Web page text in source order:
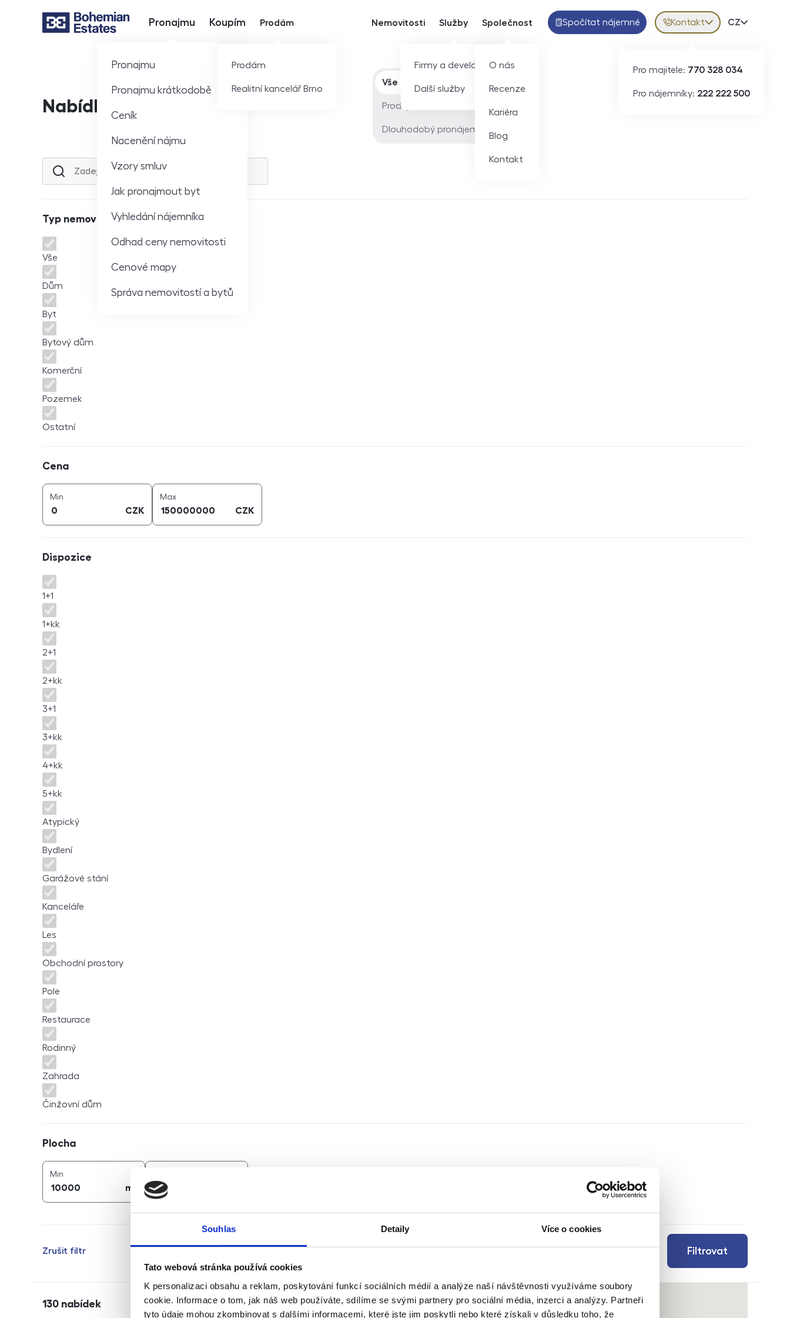
Souhlas Detaily Více o cookies
Tato webová stránka používá cookies
K personalizaci obsahu a reklam, poskytování funkcí sociálních médií a analýze naší návštěvnosti využíváme soubory
cookie. Informace o tom, jak náš web používáte, sdílíme se svými partnery pro sociální média, inzerci a analýzy. Partneři
tyto údaje mohou zkombinovat s dalšími informacemi, které jste jim poskytli nebo které získali v důsledku toho, že
Hlavní nabídka
Pronajmu
Pronajmu
Pronajmu krátkodobě
Ceník
Nacenění nájmu
Vzory smluv
Jak pronajmout byt
Vyhledání nájemníka
Odhad ceny nemovitosti
Cenové mapy
Správa nemovitostí a bytů
Koupím Prodám
Prodám
Realitní kancelář Brno
Nemovitosti Služby
Firmy a developeři
Další služby
Společnost
O nás
Recenze
Kariéra
Blog
Kontakt
Spočítat nájemné Kontakt
Pro majitele: 770 328 034
Pro nájemníky: 222 222 500
Volba
CZ
Nabídka nemovitostí
Typ nabídky
Vše
Prodej
Dlouhodobý pronájem
Lokalita nebo ulice
Typ nemovitosti
Typ nemovitosti
Vše
Dům
Byt
Bytový dům
Komerční
Pozemek
Ostatní
Cena
Min
CZK
Maxcena (
CZK
Dispozice
Dispozice
1+1
1+kk
2+1
2+kk
3+1
3+kk
4+kk
5+kk
Atypický
Bydlení
Garážové stání
Kanceláře
Les
Obchodní prostory
Pole
Restaurace
Rodinný
Zahrada
Činžovní dům
Plocha
Min
m
Filtrovat
Zrušit filtr
130 nabídek Řazení
Měna